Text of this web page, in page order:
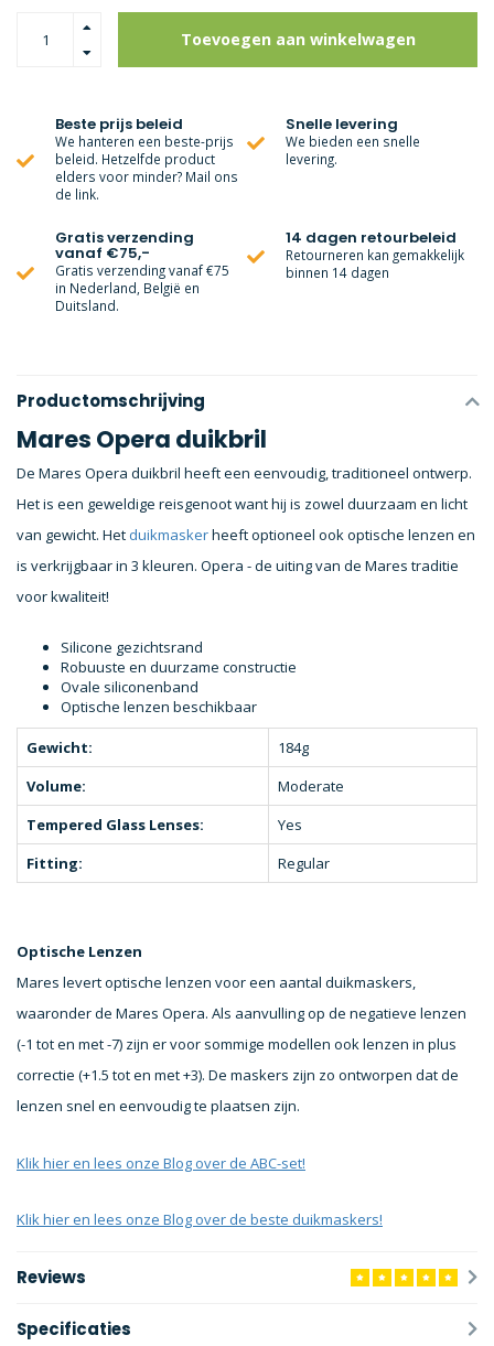
Toevoegen aan winkelwagen
Beste prijs beleid
We hanteren een beste-prijs
beleid. Hetzelfde product
elders voor minder? Mail ons
de link.
Snelle levering
We bieden een snelle
levering.
Gratis verzending
vanaf €75,-
Gratis verzending vanaf €75
in Nederland, België en
Duitsland.
14 dagen retourbeleid
Retourneren kan gemakkelijk
binnen 14 dagen
Productomschrijving
Mares Opera duikbril
De Mares Opera duikbril heeft een eenvoudig, traditioneel ontwerp.
Het is een geweldige reisgenoot want hij is zowel duurzaam en licht
van gewicht. Het duikmaskerheeft optioneel ook optische lenzen en
is verkrijgbaar in 3 kleuren. Opera - de uiting van de Mares traditie
voor kwaliteit!
Silicone gezichtsrand
Robuuste en duurzame constructie
Ovale siliconenband
Optische lenzen beschikbaar
Gewicht:
184g
Volume:
Moderate
Tempered Glass Lenses:
Yes
Fitting:
Regular
Optische Lenzen
Mares levert optische lenzen voor een aantal duikmaskers,
waaronder de Mares Opera. Als aanvulling op de negatieve lenzen
(-1 tot en met -7) zijn er voor sommige modellen ook lenzen in plus
correctie (+1.5 tot en met +3). De maskers zijn zo ontworpen dat de
lenzen snel en eenvoudig te plaatsen zijn.
Klik hier en lees onze Blog over de ABC-set!
Klik hier en lees onze Blog over de beste duikmaskers!
Reviews
Specificaties